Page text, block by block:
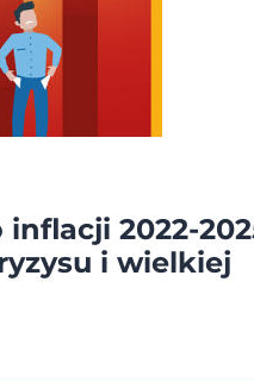
inflacji 2022-
i wielkiej